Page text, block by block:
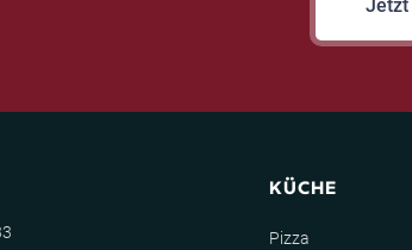
Jetzt
KÜCHE
Pizza